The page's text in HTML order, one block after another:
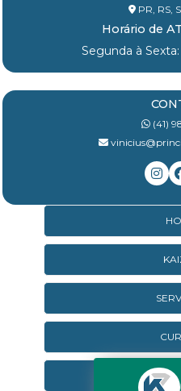
PR, RS,
Horário de
Segunda à
(41)